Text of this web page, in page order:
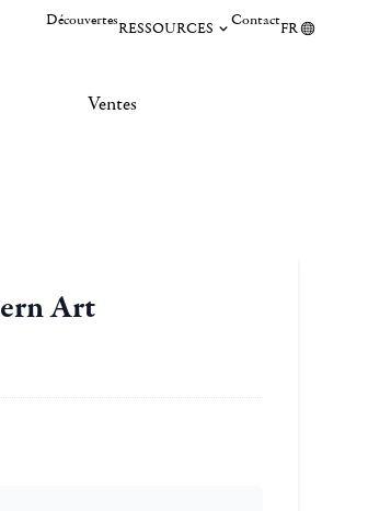
DécouvertesRESSOURCES ContactFR
Ventes
Art